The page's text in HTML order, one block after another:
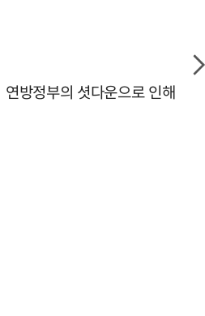
방정부의 셧다운으로 인해